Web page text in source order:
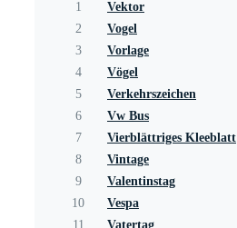
1
Vektor
2
Vogel
3
Vorlage
4
Vögel
5
Verkehrszeichen
6
Vw Bus
7
Vierblättriges Kleeblatt
8
Vintage
9
Valentinstag
10
Vespa
11
Vatertag